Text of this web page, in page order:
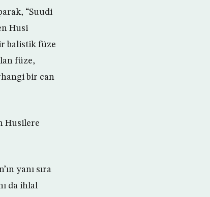
“Suudi
Husi
balistik füze
füze,
bir can
Husilere
yanı sıra
da ihlal